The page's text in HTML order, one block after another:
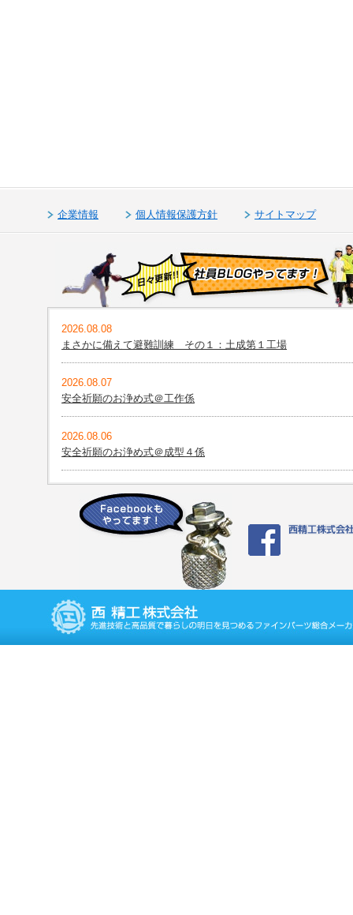
企業情報 個人情報保護方針 サイトマップ
2026.08.08
まさかに備えて避難訓練 その１：土成第１工場
2026.08.07
安全祈願のお浄め式＠工作係
2026.08.06
安全祈願のお浄め式＠成型４係